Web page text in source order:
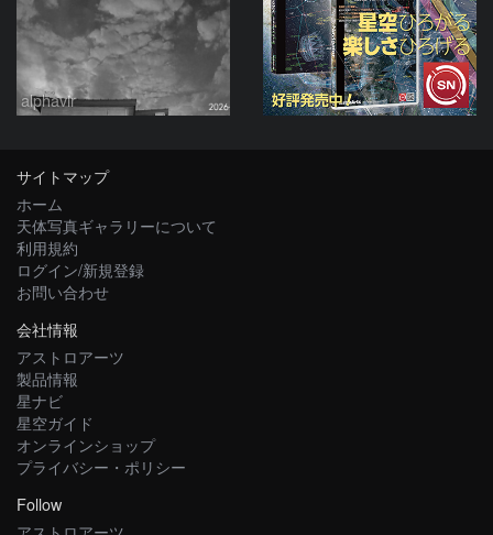
alphavir
サイトマップ
ホーム
天体写真ギャラリーについて
利用規約
ログイン/新規登録
お問い合わせ
会社情報
アストロアーツ
製品情報
星ナビ
星空ガイド
オンラインショップ
プライバシー・ポリシー
Follow